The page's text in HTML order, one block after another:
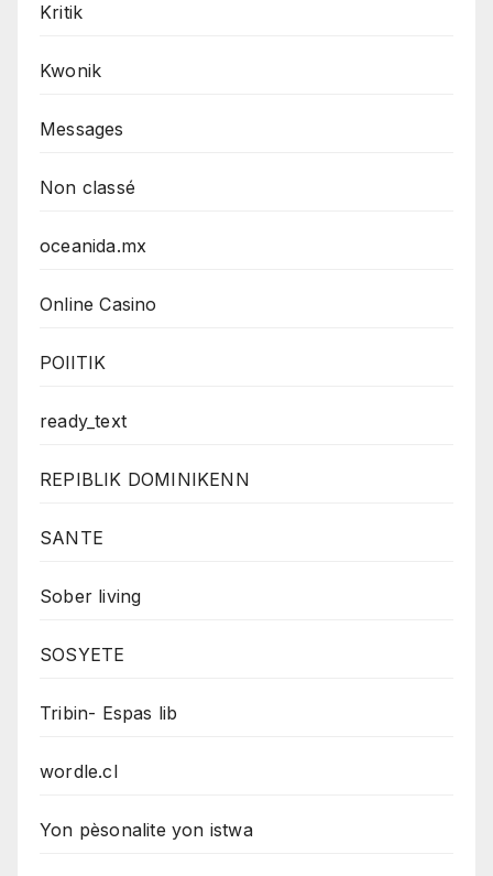
Kritik
Kwonik
Messages
Non classé
oceanida.mx
Online Casino
POlITIK
ready_text
REPIBLIK DOMINIKENN
SANTE
Sober living
SOSYETE
Tribin- Espas lib
wordle.cl
Yon pèsonalite yon istwa